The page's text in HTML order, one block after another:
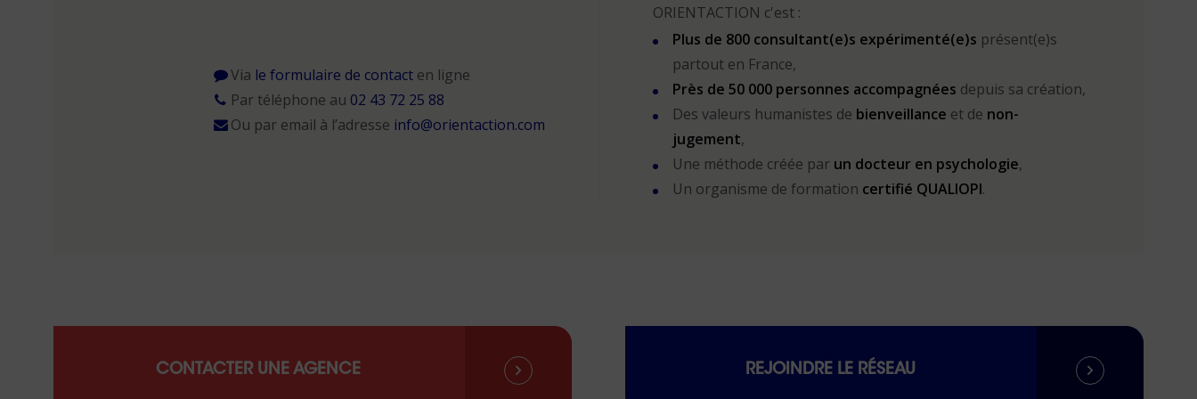
Via le formulaire de contact en ligne
Par téléphone au 02 43 72 25 88
Ou par email à l’adresse info@orientaction.com
ORIENTACTION c'est :
Plus de 800 consultant(e)s expérimenté(e)s présent(e)s
partout en France,
Près de 50 000 personnes accompagnées depuis sa création,
Des valeurs humanistes de bienveillance et de non-
jugement,
Une méthode créée par un docteur en psychologie,
Un organisme de formation certifié QUALIOPI.
CONTACTER UNE AGENCE REJOINDRE LE RÉSEAU